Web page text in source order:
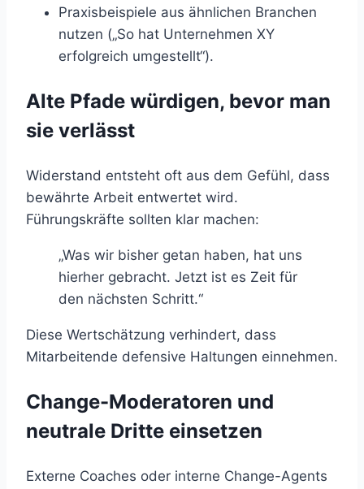
Praxisbeispiele aus ähnlichen Branchen
nutzen („So hat Unternehmen XY
erfolgreich umgestellt“).
Alte Pfade würdigen, bevor man
sie verlässt
Widerstand entsteht oft aus dem Gefühl, dass
bewährte Arbeit entwertet wird.
Führungskräfte sollten klar machen:
„Was wir bisher getan haben, hat uns
hierher gebracht. Jetzt ist es Zeit für
den nächsten Schritt.“
Diese Wertschätzung verhindert, dass
Mitarbeitende defensive Haltungen einnehmen.
Change-Moderatoren und
neutrale Dritte einsetzen
Externe Coaches oder interne Change-Agents